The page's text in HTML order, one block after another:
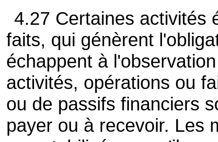
4.27 Certaines activités
faits, qui génèrent
échappent à
activités, opérations ou
ou de passifs financiers
payer ou à recevoir. Les